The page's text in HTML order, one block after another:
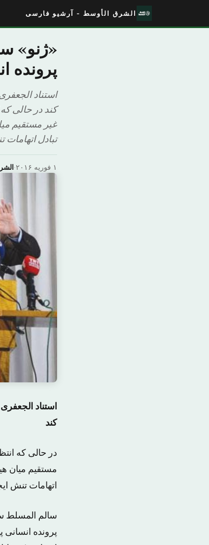
الشرق الأوسط - آرشیو فارسی
«ژنو»
پرونده
استناد
کند در حالی
غیر مستقیم
تبادل
· ۱ فوریه ۲۰۱۶
استناد
کند
در حالی که
مستقیم میان
اتهامات تنش
سالم المسلط
پرونده